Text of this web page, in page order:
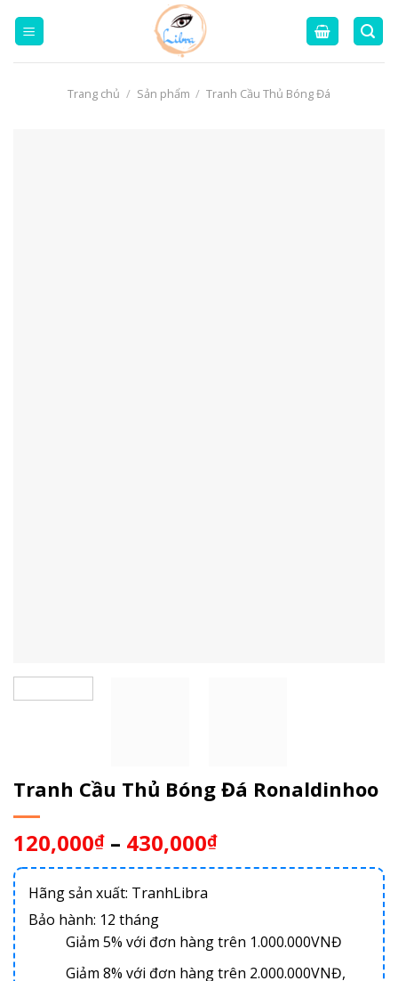
Trang chủ / Sản phẩm / Tranh Cầu Thủ Bóng Đá
Tranh Cầu Thủ Bóng Đá Ronaldinhoo
120,000₫ – 430,000₫
Hãng sản xuất: TranhLibra
Bảo hành: 12 tháng
Giảm 5% với đơn hàng trên 1.000.000VNĐ
Giảm 8% với đơn hàng trên 2.000.000VNĐ,